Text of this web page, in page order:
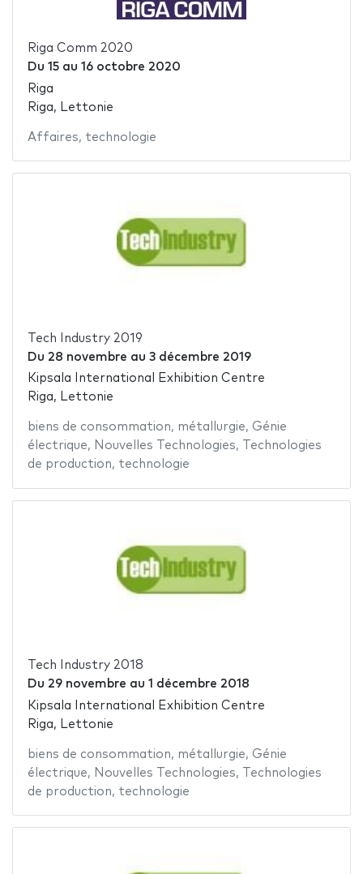
Riga Comm 2020
Du 15au 16 octobre 2020
Riga
Riga, Lettonie
Affaires, technologie
Tech Industry 2019
Du 28 novembre au 3 décembre 2019
Kipsala International Exhibition Centre
Riga, Lettonie
biens de consommation, métallurgie, Génie
électrique, Nouvelles Technologies,
Technologies
de production, technologie
Tech Industry 2018
Du 29 novembre au 1 décembre 2018
Kipsala International Exhibition Centre
Riga, Lettonie
biens de consommation, métallurgie, Génie
électrique, Nouvelles Technologies,
Technologies
de production, technologie